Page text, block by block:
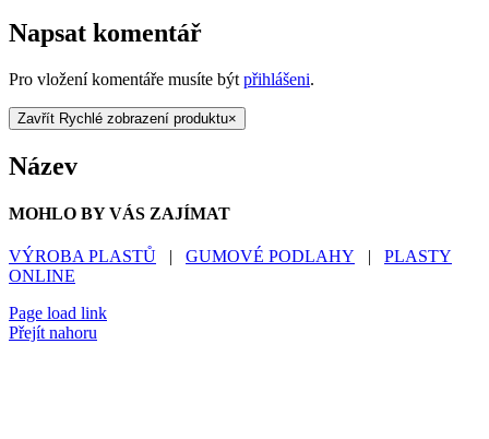
Napsat komentář
Pro vložení komentáře musíte být přihlášeni.
Zavřít Rychlé zobrazení produktu×
Název
MOHLO BY VÁS ZAJÍMAT
VÝROBA PLASTŮ | GUMOVÉ PODLAHY | PLASTY
ONLINE
Page load link
Přejít nahoru